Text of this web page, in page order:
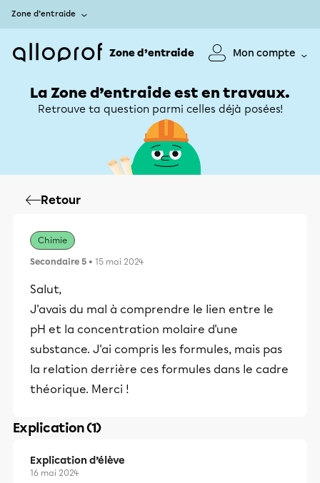
Zone d’entraide
Zone d’entraide Mon compte
La Zone d’entraide est en travaux.
Retrouve ta question parmi celles déjà posées!
Retour
Chimie
Secondaire 5 • 15 mai 2024
Salut,
J'avais du mal à comprendre le lien entre le
pH et la concentration molaire d'une
substance. J'ai compris les formules, mais pas
la relation derrière ces formules dans le cadre
théorique. Merci !
Explication (1)
Explication d’élève
16 mai 2024